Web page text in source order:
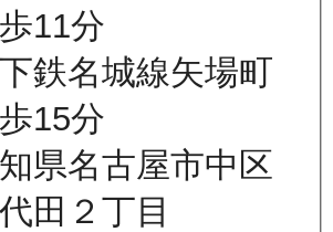
11分
鉄名城線矢場町
15分
県名古屋市中区
田２丁目